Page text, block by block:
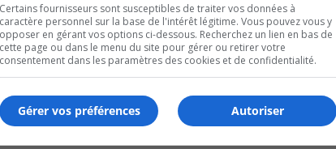
Certains fournisseurs sont susceptibles de traiter vos données à
caractère personnel sur la base de l'intérêt légitime. Vous pouvez vous y
opposer en gérant vos options ci-dessous. Recherchez un lien en bas de
cette page ou dans le menu du site pour gérer ou retirer votre
consentement dans les paramètres des cookies et de confidentialité.
Autoriser
Gérer vos préférences